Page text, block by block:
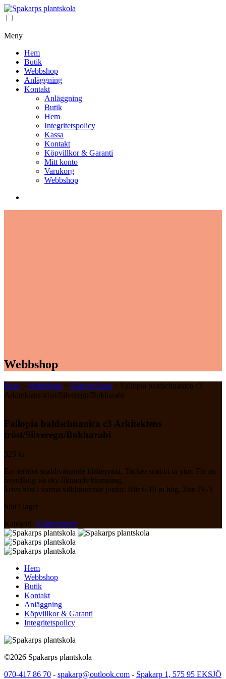
Meny
Hem
Butik
Webbshop
Anläggning
Kontakt
Anläggning
Butik
Hem
Integritetspolicy
Kassa
Kontakt
Köpvillkor & Garanti
Mitt konto
Varukorg
Webbshop
Webbshop
Hem > Webbshop > Klätterväxter> Fallopia baldschuanica c3
Arkitektens tröst/Silveregn/Bokharabi
Fallopia baldschuanica c3 Arkitektens
tröst/Silveregn/Bokharabi
325 kr
En oerhört snabbväxande klätterväxt. Täcker snabbt in ytor. Får en
överdådig vit sky-liknande blomning.
Trivs bäst i varma väldränerade jordar. Blir 6-10 m hög. Zon IV-V
Slut i lager
Kategori: Klätterväxter
Hem
Webbshop
Butik
Kontakt
Anläggning
Köpvillkor & Garanti
Integritetspolicy
©2026 Spakarps plantskola
070-417 86 70 - spakarp@outlook.com - Spakarp 1, 575 95 EKSJÖ